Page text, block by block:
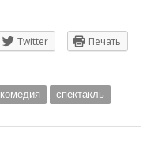
Twitter Печать
комедия спектакль